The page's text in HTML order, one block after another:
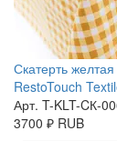
Скатерть
RestoTouch
Арт. T-KLT-CК-
3700 ₽ RUB